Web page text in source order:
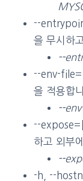
--
을 무시하
--
--env-
을 적용합
--
--
하고 외부
--
-h, --